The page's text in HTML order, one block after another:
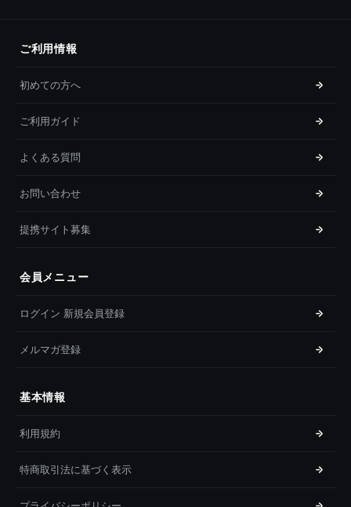
ご利用情報
初めての方へ
ご利用ガイド
よくある質問
お問い合わせ
提携サイト募集
会員メニュー
ログイン 新規会員登録
メルマガ登録
基本情報
利用規約
特商取引法に基づく表示